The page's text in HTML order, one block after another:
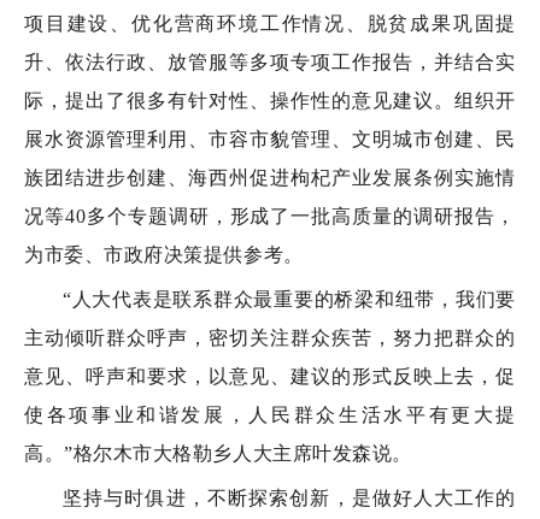
项目建设、优化营商环境工作情况、脱贫成果巩固提
升、依法行政、放管服等多项专项工作报告，并结合实
际，提出了很多有针对性、操作性的意见建议。组织开
展水资源管理利用、市容市貌管理、文明城市创建、民
族团结进步创建、海西州促进枸杞产业发展条例实施情
况等40多个专题调研，形成了一批高质量的调研报告，
为市委、市政府决策提供参考。
“人大代表是联系群众最重要的桥梁和纽带，我们要
主动倾听群众呼声，密切关注群众疾苦，努力把群众的
意见、呼声和要求，以意见、建议的形式反映上去，促
使各项事业和谐发展，人民群众生活水平有更大提
高。”格尔木市大格勒乡人大主席叶发森说。
坚持与时俱进，不断探索创新，是做好人大工作的